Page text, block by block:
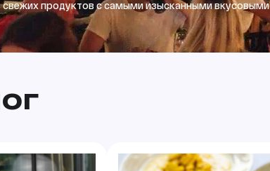
свежих продуктов с самыми изысканными вкусовыми